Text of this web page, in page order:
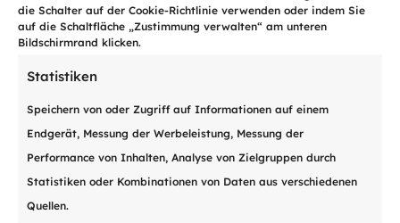
die Schalter auf der Cookie-Richtlinie verwenden oder indem Sie
auf die Schaltfläche „Zustimmung verwalten“ am unteren
Bildschirmrand klicken.
Statistiken
Speichern von oder Zugriff auf Informationen auf einem
Endgerät, Messung der Werbeleistung, Messung der
Performance von Inhalten, Analyse von Zielgruppen durch
Statistiken oder Kombinationen von Daten aus verschiedenen
Quellen.
